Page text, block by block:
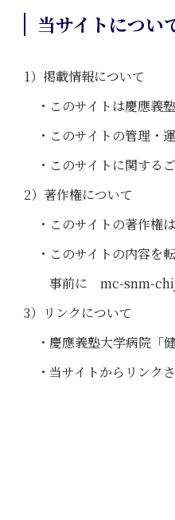
当サイトについ
1）掲載情報について
・このサイトは慶應義
・このサイトの管理・
・このサイトに関する
2）著作権について
・このサイトの著作権
・このサイトの内容を
事前に mc-snm-
3）リンクについて
・慶應義塾大学病院「
・当サイトからリンク